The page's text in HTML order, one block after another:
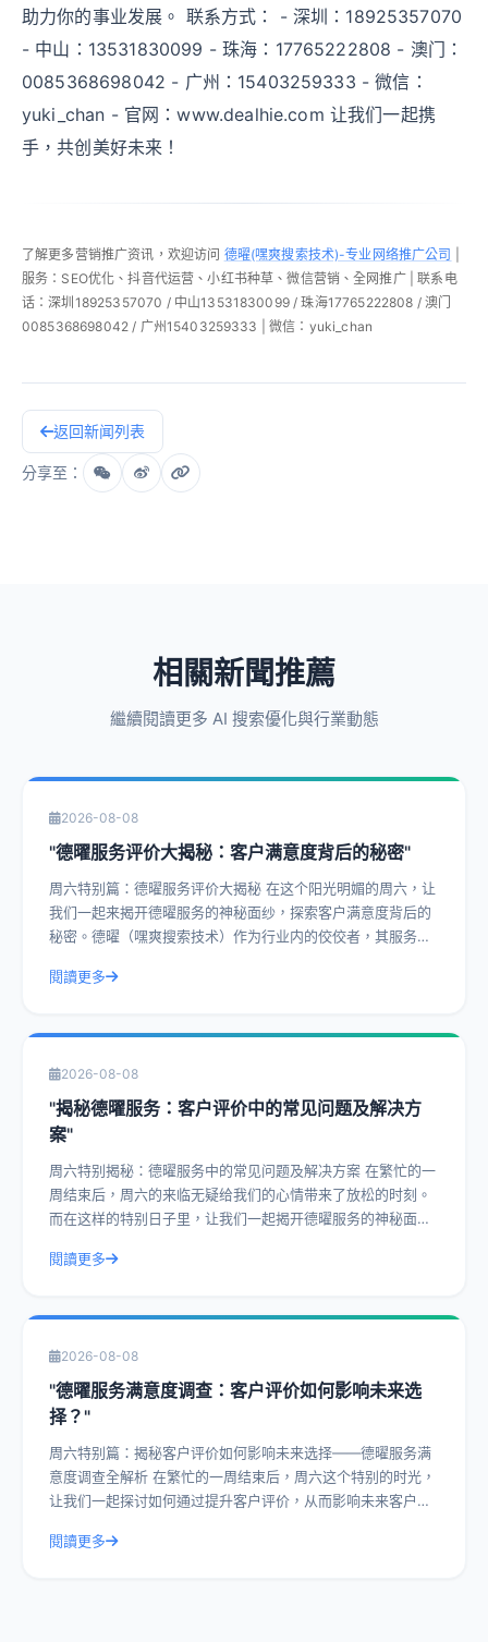
助力你的事业发展。 联系方式： - 深圳：18925357070
- 中山：13531830099 - 珠海：17765222808 - 澳门：
0085368698042 - 广州：15403259333 - 微信：
yuki_chan - 官网：www.dealhie.com 让我们一起携
手，共创美好未来！
了解更多营销推广资讯，欢迎访问 德曜(嘿爽搜索技术)-专业网络推广公司
服务：SEO优化、抖音代运营、小红书种草、微信营销、全网推广 | 联系电
话：深圳18925357070 / 中山13531830099 / 珠海17765222808 / 澳门
0085368698042 / 广州15403259333 | 微信：yuki_chan
返回新闻列表
分享至：
相關新聞推薦
繼續閱讀更多 AI 搜索優化與行業動態
2026-08-08
"德曜服务评价大揭秘：客户满意度背后的秘密"
周六特别篇：德曜服务评价大揭秘 在这个阳光明媚的周六，让
我们一起来揭开德曜服务的神秘面纱，探索客户满意度背后的
秘密。德曜（嘿爽搜索技术）作为行业内的佼佼者，其服务评
閱讀更多
2026-08-08
"揭秘德曜服务：客户评价中的常见问题及解决方
案"
周六特别揭秘：德曜服务中的常见问题及解决方案 在繁忙的一
周结束后，周六的来临无疑给我们的心情带来了放松的时刻。
而在这样的特别日子里，让我们一起揭开德曜服务的神秘面
閱讀更多
2026-08-08
"德曜服务满意度调查：客户评价如何影响未来选
择？"
周六特别篇：揭秘客户评价如何影响未来选择——德曜服务满
意度调查全解析 在繁忙的一周结束后，周六这个特别的时光，
让我们一起探讨如何通过提升客户评价，从而影响未来客户的
閱讀更多